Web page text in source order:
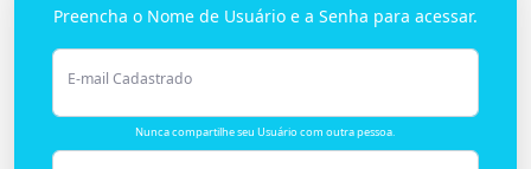
Preencha o Nome de Usuário e a Senha para acessar.
E-mail Cadastrado
Nunca compartilhe seu Usuário com outra pessoa.